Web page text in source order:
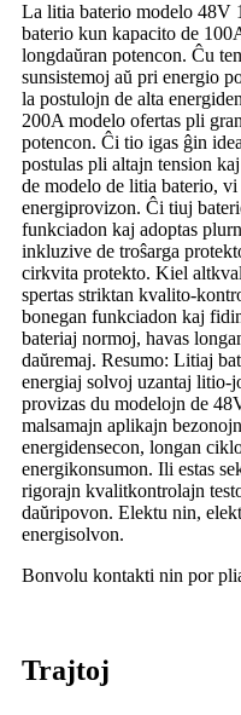
La litia baterio modelo 48V
baterio kun kapacito de
longdaŭran potencon. Ĉu
sunsistemoj aŭ pri energio
la postulojn de alta
200A modelo ofertas pli
potencon. Ĉi tio igas ĝin
postulas pli altajn tension
de modelo de litia baterio,
energiprovizon. Ĉi tiuj
funkciadon kaj adoptas
inkluzive de troŝarga
cirkvita protekto. Kiel
spertas striktan kvalito-
bonegan funkciadon kaj
bateriaj normoj, havas
daŭremaj. Resumo: Litiaj
energiaj solvoj uzantaj litio-
provizas du modelojn de
malsamajn aplikajn
energidensecon, longan
energikonsumon. Ili estas
rigorajn kvalitkontrolajn
daŭripovon. Elektu nin,
energisolvon.
Bonvolu kontakti nin por
Trajtoj